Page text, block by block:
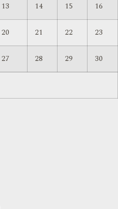
13 14 15 16
20 21 22 23
27 28 29 30